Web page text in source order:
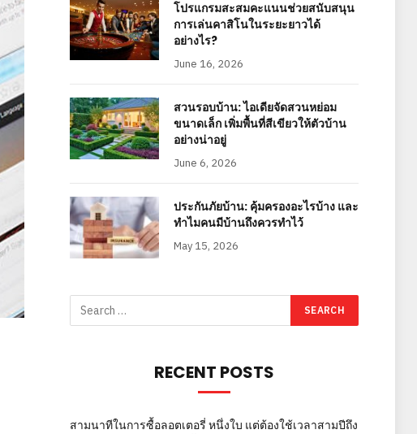
โปรแกรมสะสมคะแนนช่วยสนับสนุน
การเล่นคาสิโนในระยะยาวได้
อย่างไร?
June 16, 2026
สวนรอบบ้าน: ไอเดียจัดสวนหย่อม
ขนาดเล็ก เพิ่มพื้นที่สีเขียวให้ตัวบ้าน
อย่างน่าอยู่
June 6, 2026
ประกันภัยบ้าน: คุ้มครองอะไรบ้าง และ
ทำไมคนมีบ้านถึงควรทำไว้
May 15, 2026
RECENT POSTS
สามนาทีในการซื้อลอตเตอรี่ หนึ่งใบ แต่ต้องใช้เวลาสามปีถึง